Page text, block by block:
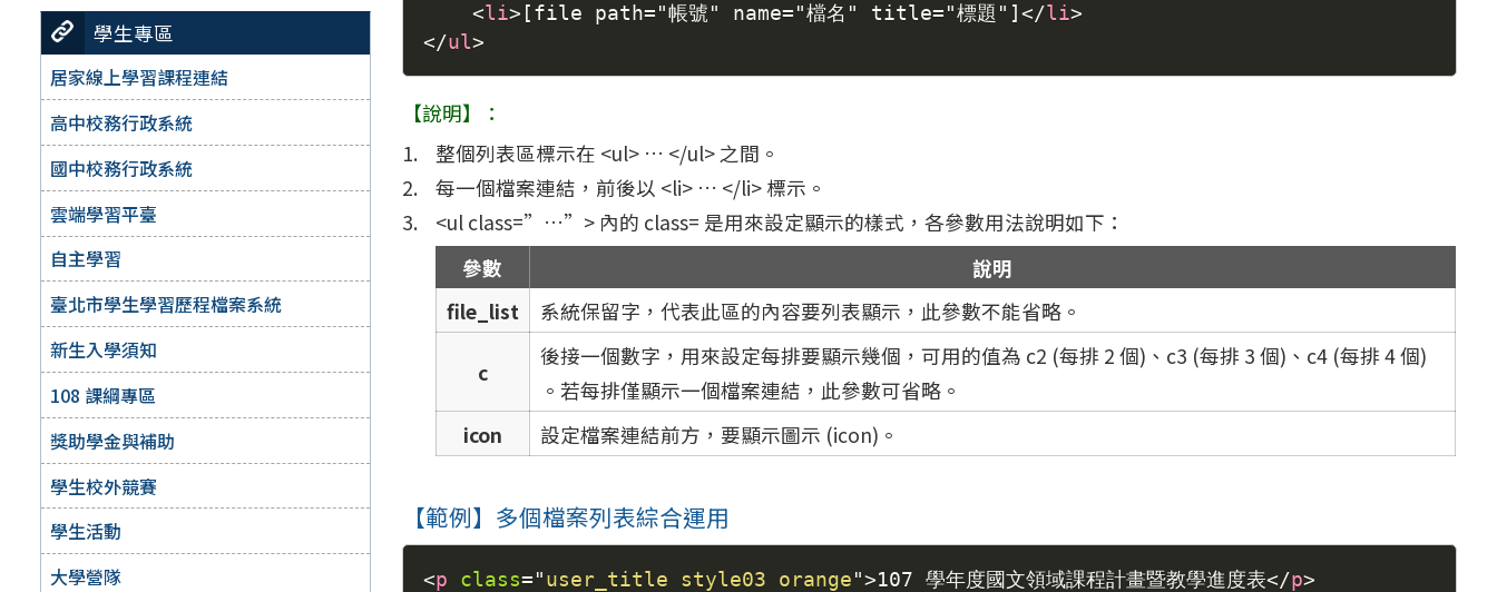
學生專區
居家線上學習課程連結
高中校務行政系統
國中校務行政系統
雲端學習平臺
自主學習
臺北市學生學習歷程檔案系統
新生入學須知
108 課綱專區
獎助學金與補助
學生校外競賽
學生活動
大學營隊
<li> [file path="帳號" name="檔名" title="標題"] </li>
</ul>
【說明】：
整個列表區標示在 <ul> … </ul> 之間。
每一個檔案連結，前後以 <li> … </li> 標示。
<ul class=”…”> 內的 class= 是用來設定顯示的樣式，各參數用法說明如下：
參數
說明
file_list
系統保留字，代表此區的內容要列表顯示，此參數不能省略。
c
後接一個數字，用來設定每排要顯示幾個，可用的值為 c2 (每排 2 個)、c3 (每排 3 個)、c4 (每排 4 個)
。若每排僅顯示一個檔案連結，此參數可省略。
icon
設定檔案連結前方，要顯示圖示 (icon)。
【範例】多個檔案列表綜合運用
<p class= " user_title style03 orange ">107 學年度國文領域課程計畫暨教學進度表</p>